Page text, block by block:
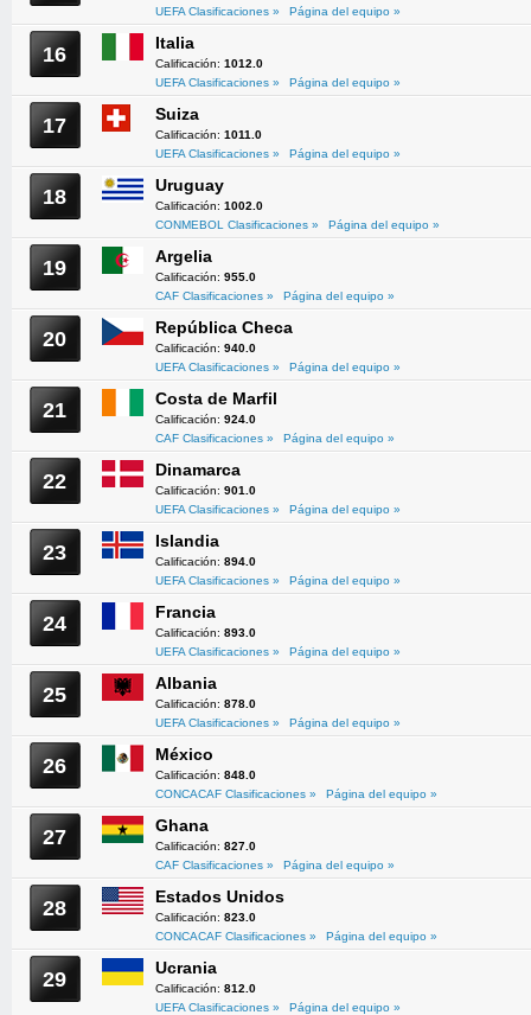
UEFA Clasificaciones »
Página del equipo »
16 Italia
Calificación: 1012.0
UEFA Clasificaciones »
Página del equipo »
17 Suiza
Calificación: 1011.0
UEFA Clasificaciones »
Página del equipo »
18 Uruguay
Calificación: 1002.0
CONMEBOL Clasificaciones »
Página del equipo »
19 Argelia
Calificación: 955.0
CAF Clasificaciones »
Página del equipo »
20 República Checa
Calificación: 940.0
UEFA Clasificaciones »
Página del equipo »
21 Costa de Marfil
Calificación: 924.0
CAF Clasificaciones »
Página del equipo »
22 Dinamarca
Calificación: 901.0
UEFA Clasificaciones »
Página del equipo »
23 Islandia
Calificación: 894.0
UEFA Clasificaciones »
Página del equipo »
24 Francia
Calificación: 893.0
UEFA Clasificaciones »
Página del equipo »
25 Albania
Calificación: 878.0
UEFA Clasificaciones »
Página del equipo »
26 México
Calificación: 848.0
CONCACAF Clasificaciones »
Página del equipo »
27 Ghana
Calificación: 827.0
CAF Clasificaciones »
Página del equipo »
28 Estados Unidos
Calificación: 823.0
CONCACAF Clasificaciones »
Página del equipo »
29 Ucrania
Calificación: 812.0
UEFA Clasificaciones »
Página del equipo »